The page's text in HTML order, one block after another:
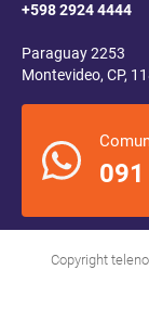
+598 2924 4444
Paraguay 2253
Montevideo, CP,
Copyright